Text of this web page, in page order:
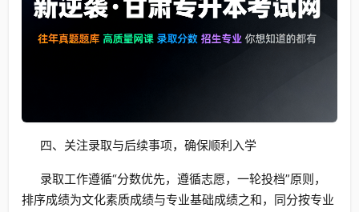
四、关注录取与后续事项，确保顺利入学
录取工作遵循“分数优先，遵循志愿，一轮投档”原则，
排序成绩为文化素质成绩与专业基础成绩之和，同分按专业